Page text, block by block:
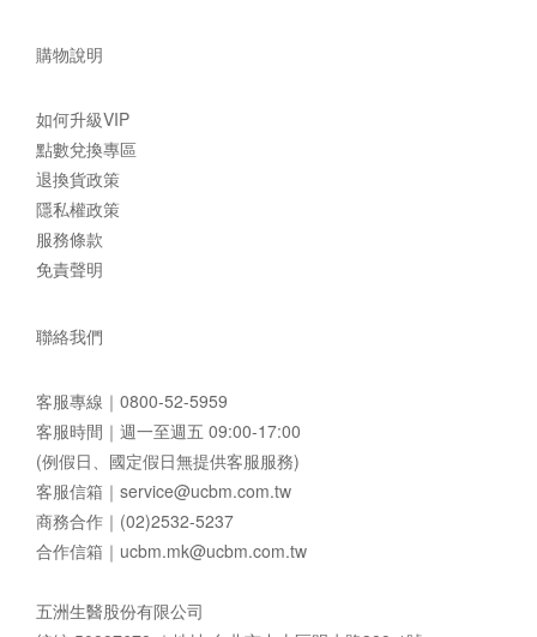
購物說明
如何升級VIP
點數兌換專區
退換貨政策
隱私權政策
服務條款
免責聲明
聯絡我們
客服專線｜ 0800-52-5959
客服時間｜週一至週五 09:00-17:00
(例假日、國定假日無提供客服服務)
客服信箱｜ service@ucbm.com.tw
商務合作｜(02)2532-5237
合作信箱｜ ucbm.mk@ucbm.com.tw
五洲生醫股份有限公司